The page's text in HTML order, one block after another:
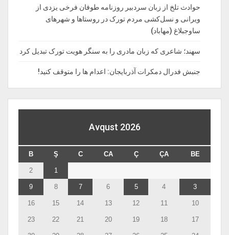
حوادث تلخ از زبان سردبیر روزنامه‌ طوفان فرخی یزدی از
ویرانی و نسل‌کشی مردم تورک در روستاها و شهرهای
ساوجبلاغ (مهاباد)
سهند؛ شاعری که زبان مادری را به سنگر هویت تورک تبدیل کرد
جنبش فدرال دمکرات آذربایجان: اعدام ها را‌ متوقف‌ کنید!
Avqust 2026
BE
ÇA
Ç
CA
C
Ş
B
10
11
12
13
14
15
16
17
18
19
20
21
22
23